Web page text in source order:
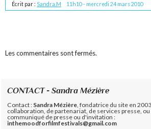
Écrit par : Sandra.M 11h10- mercredi 24 mars 2010
Les commentaires sont fermés.
CONTACT - Sandra Mézière
Contact : Sandra Mézière , fondatrice du site en
collaboration, de partenariat, de services presse,
communiqué de presse ou d'invitation :
inthemoodforfilmfestivals@gmail.com